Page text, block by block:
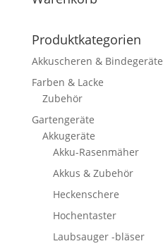
Produktkategorien
Akkuscheren & Bindegeräte
Farben & Lacke
Zubehör
Gartengeräte
Akkugeräte
Akku-Rasenmäher
Akkus & Zubehör
Heckenschere
Hochentaster
Laubsauger -bläser